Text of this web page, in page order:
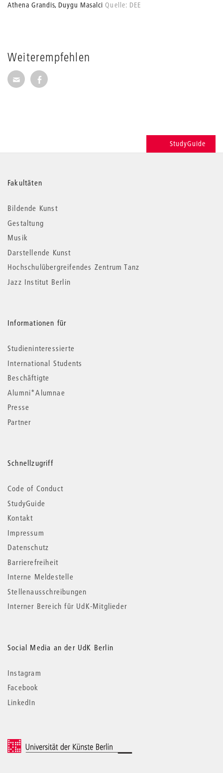
Weiterempfehlen
Seite per E-Mail weiterempfehlen
Seite auf Facebook weiterempfehlen
Athena Grandis, Duygu Masalci Quelle: DEE
StudyGuide
Weitere
Informationen
Fakultäten
Bildende Kunst
Gestaltung
Musik
Darstellende Kunst
Hochschulübergreifendes Zentrum Tanz
Jazz Institut Berlin
Informationen für
Studieninteressierte
International Students
Beschäftigte
Alumni*Alumnae
Presse
Partner
Schnellzugriff
Code of Conduct
StudyGuide
Kontakt
Impressum
Datenschutz
Barrierefreiheit
Interne Meldestelle
Stellenausschreibungen
Interner Bereich für UdK-Mitglieder
Social Media an der UdK Berlin
Instagram
Facebook
LinkedIn
© 2026 Universität der Künste Berlin